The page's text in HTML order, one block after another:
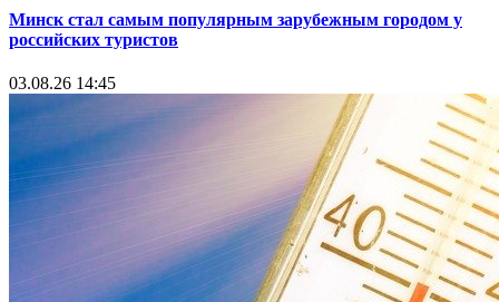
Минск стал самым популярным зарубежным городом у
российских туристов
03.08.26 14:45